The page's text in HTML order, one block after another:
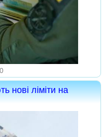
0
нові ліміти на